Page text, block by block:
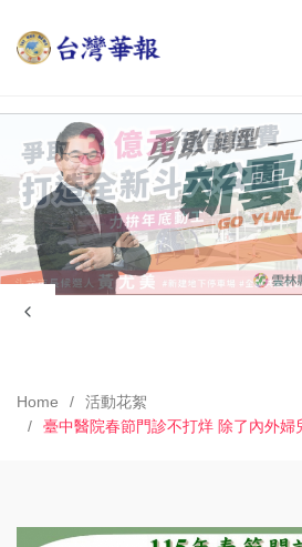
Home
活動花絮
臺中醫院春節門診不打烊 除了內外婦